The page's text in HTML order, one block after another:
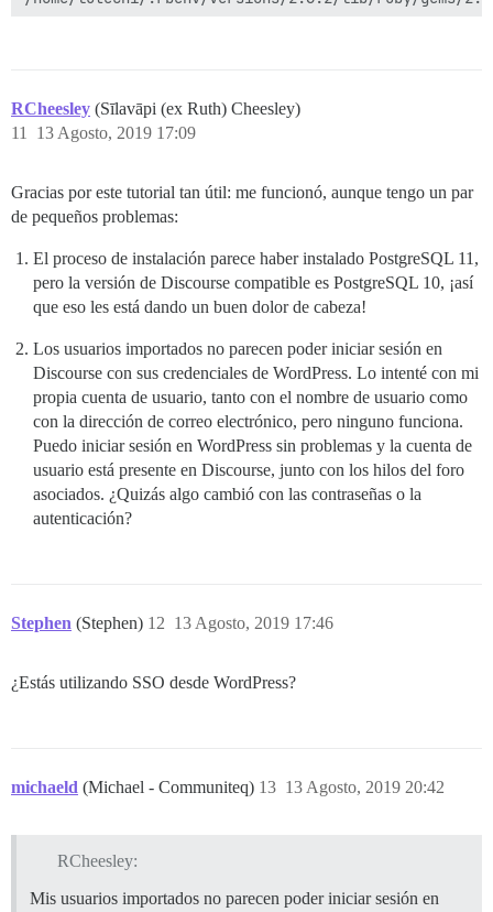
RCheesley (Sīlavāpi (ex Ruth) Cheesley)
13 Agosto, 2019 17:09
11
Gracias por este tutorial tan útil: me funcionó, aunque tengo un par
de pequeños problemas:
El proceso de instalación parece haber instalado PostgreSQL 11,
pero la versión de Discourse compatible es PostgreSQL 10, ¡así
que eso les está dando un buen dolor de cabeza!
Los usuarios importados no parecen poder iniciar sesión en
Discourse con sus credenciales de WordPress. Lo intenté con mi
propia cuenta de usuario, tanto con el nombre de usuario como
con la dirección de correo electrónico, pero ninguno funciona.
Puedo iniciar sesión en WordPress sin problemas y la cuenta de
usuario está presente en Discourse, junto con los hilos del foro
asociados. ¿Quizás algo cambió con las contraseñas o la
autenticación?
Stephen (Stephen) 13 Agosto, 2019 17:46
12
¿Estás utilizando SSO desde WordPress?
michaeld (Michael - Communiteq) 13 Agosto, 2019 20:42
13
RCheesley:
Mis usuarios importados no parecen poder iniciar sesión en